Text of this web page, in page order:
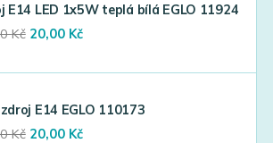
E14 LED 1x5W teplá bílá EGLO 11924
Kč Original
was:
20,00 KčCurrent
is:
E14 EGLO 110173
Kč Original
20,00 KčCurrent